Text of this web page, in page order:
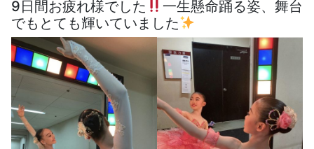
9日間お疲れ様でした
一生懸命踊る姿、舞台
でもとても輝いていました